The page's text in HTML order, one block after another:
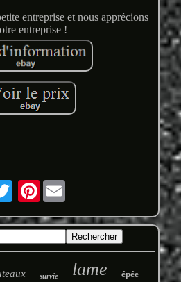
entreprise et nous apprécions
entreprise !
Pinterest
survie lame épée